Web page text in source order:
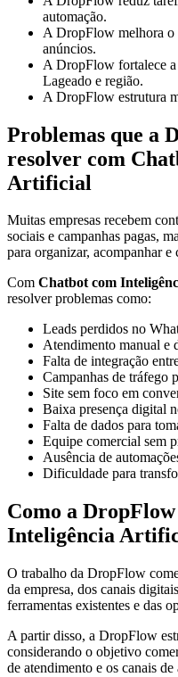
automação.
A DropFlow melhora o
anúncios.
A DropFlow fortalece a
Lageado e região.
A DropFlow estrutura
Problemas que a
resolver com
Artificial
Muitas empresas recebem
sociais e campanhas pagas,
para organizar, acompanhar e
Com Chatbot com
resolver problemas como:
Leads perdidos no
Atendimento manual e
Falta de integração
Campanhas de tráfego
Site sem foco em
Baixa presença digital
Falta de dados para
Equipe comercial sem
Ausência de
Dificuldade para
Como a
Inteligência
O trabalho da DropFlow
da empresa, dos canais
ferramentas existentes e das
A partir disso, a DropFlow
considerando o objetivo
de atendimento e os canais